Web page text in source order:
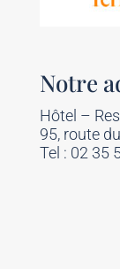
Notre
Hôtel –
95, route
Tel : 02 35